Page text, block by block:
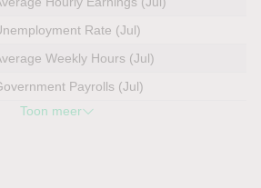
Rate (Jul)
Weekly Hours (Jul)
Payrolls (Jul)
Toon meer